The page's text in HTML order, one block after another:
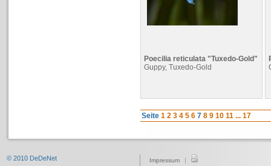
Poecilia reticulata "Tuxedo-Gold"
Guppy, Tuxedo-Gold
Seite 1 2 3 4 5 6 7 8 9 10 11 ... 17
© 2010 DeDeNet Impressum |